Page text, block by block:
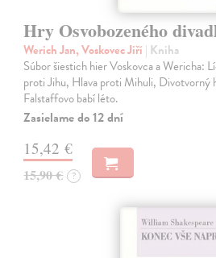
Hry Osvobozeného
Werich Jan, Voskovec Jiří | Kniha
Súbor šiestich hier Voskovca a Wericha:
proti Jihu, Hlava proti Mihuli, Divotvorný
Falstaffovo babí léto.
Zasielame do 12 dní
15,42 €
15,90 € ?